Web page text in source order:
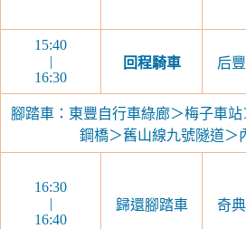
15:40
|
16:30
回程騎車 后
腳踏車：東豐自行車綠廊＞梅子車
鋼橋＞舊山線九號隧道＞
16:30
|
16:40
歸還腳踏車 奇